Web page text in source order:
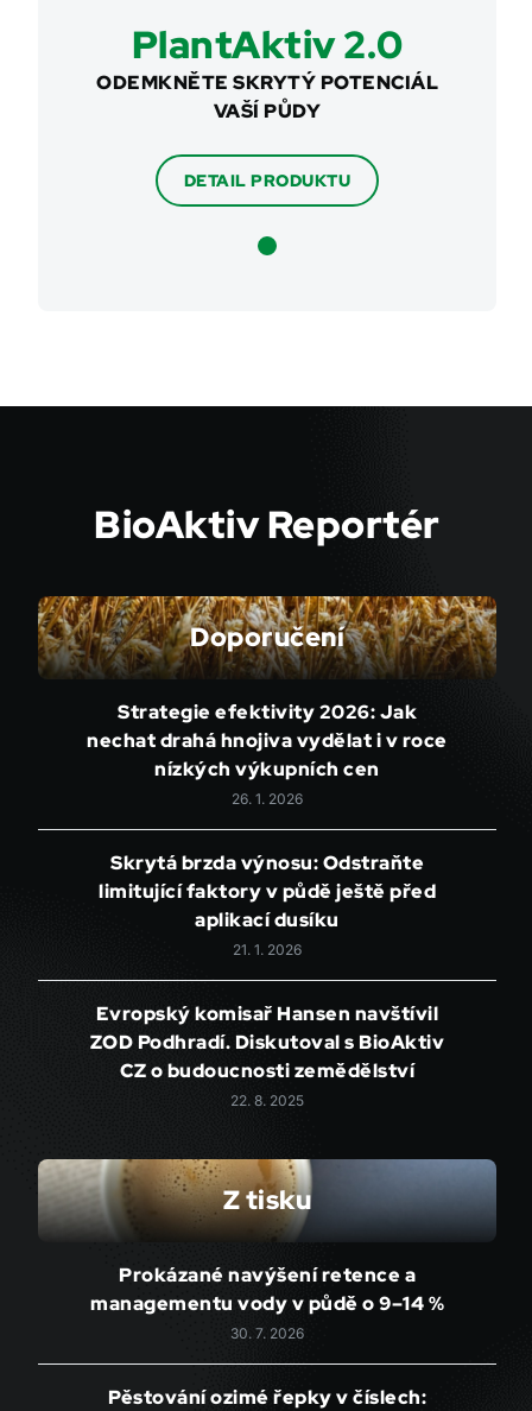
PlantAktiv 2.0
ODEMKNĚTE SKRYTÝ POTENCIÁL
VAŠÍ PŮDY
DETAIL PRODUKTU
BioAktiv Reportér
Doporučení
Strategie efektivity 2026: Jak
nechat drahá hnojiva vydělat i v roce
nízkých výkupních cen
26. 1. 2026
Skrytá brzda výnosu: Odstraňte
limitující faktory v půdě ještě před
aplikací dusíku
21. 1. 2026
Evropský komisař Hansen navštívil
ZOD Podhradí. Diskutoval s BioAktiv
CZ o budoucnosti zemědělství
22. 8. 2025
Z tisku
Prokázané navýšení retence a
managementu vody v půdě o 9–14 %
30. 7. 2026
Pěstování ozimé řepky v číslech: